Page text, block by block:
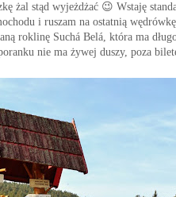
żal stąd wyjeżdżać 😉 Wstaję
i ruszam na ostatnią
roklinę Suchá Belá, która ma
nie ma żywej duszy, poza